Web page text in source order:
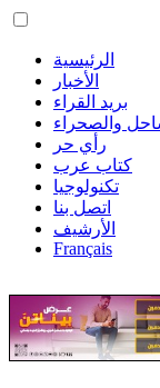
الرئيسية
الأخبار
بريد القراء
والصحراء
رأي حر
كتاب عرب
تكنولوجيا
اتصل بنا
الأرشيف
Français